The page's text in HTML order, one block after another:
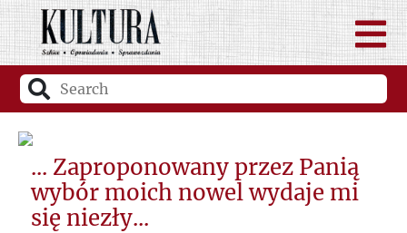
... Zaproponowany przez Panią
wybór moich nowel wydaje mi
się niezły...